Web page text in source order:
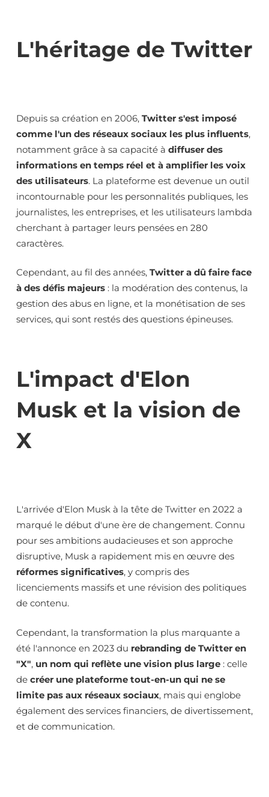
L'héritage de Twitter
Depuis sa création en 2006, Twitter s'est imposé
comme l'un des réseaux sociaux les plus influents,
notamment grâce à sa capacité à diffuser des
informations en temps réel et à amplifier les voix
des utilisateurs. La plateforme est devenue un outil
incontournable pour les personnalités publiques, les
journalistes, les entreprises, et les utilisateurs lambda
cherchant à partager leurs pensées en 280
caractères.
Cependant, au fil des années, Twitter a dû faire face
à des défis majeurs : la modération des contenus, la
gestion des abus en ligne, et la monétisation de ses
services, qui sont restés des questions épineuses.
L'impact d'Elon
Musk et la vision de
X
L'arrivée d'Elon Musk à la tête de Twitter en 2022 a
marqué le début d'une ère de changement. Connu
pour ses ambitions audacieuses et son approche
disruptive, Musk a rapidement mis en œuvre des
réformes significatives, y compris des
licenciements massifs et une révision des politiques
de contenu.
Cependant, la transformation la plus marquante a
été l'annonce en 2023 du rebranding de Twitter en
"X", un nom qui reflète une vision plus large : celle
de créer une plateforme tout-en-un qui ne se
limite pas aux réseaux sociaux, mais qui englobe
également des services financiers, de divertissement,
et de communication.